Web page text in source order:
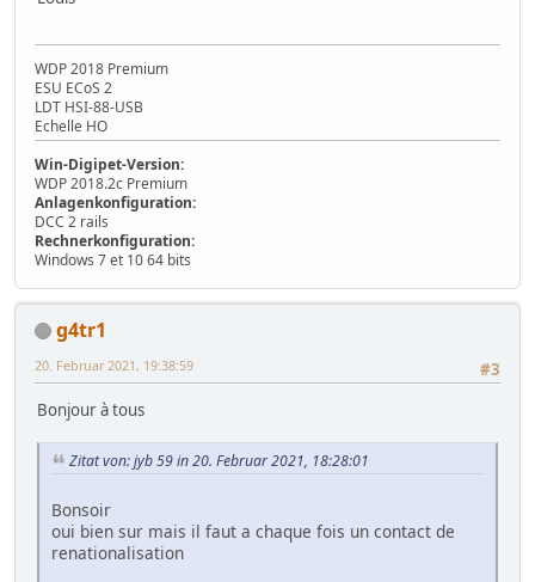
WDP 2018 Premium
ESU ECoS 2
LDT HSI-88-USB
Echelle HO
Win-Digipet-Version:
WDP 2018.2c Premium
Anlagenkonfiguration:
DCC 2 rails
Rechnerkonfiguration:
Windows 7 et 10 64 bits
g4tr1
#3
20. Februar 2021, 19:38:59
Bonjour à tous
Zitat von: jyb 59 in 20. Februar 2021, 18:28:01
Bonsoir
oui bien sur mais il faut a chaque fois un contact de
renationalisation